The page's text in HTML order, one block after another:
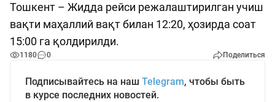
Тошкент – Жидда рейси режалаштирилган учиш
вақти маҳаллий вақт билан 12:20, ҳозирда соат
15:00 га қолдирилди.
1180 0 Поделиться
Подписывайтесь на наш Telegram, чтобы быть
в курсе последних новостей.